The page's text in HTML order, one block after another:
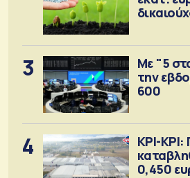
3
Με "5
την
600
4
ΚΡΙ-
0,450